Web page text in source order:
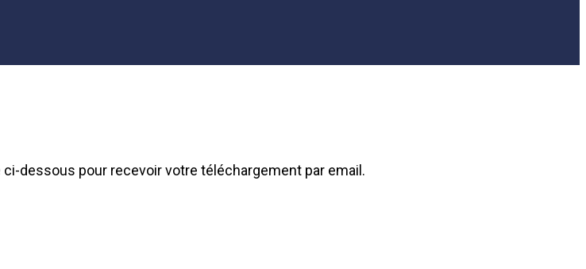
dessous pour recevoir votre téléchargement par email.